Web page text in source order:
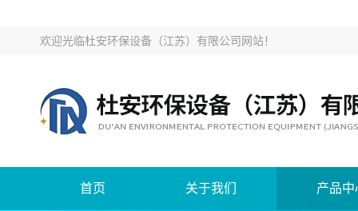
欢迎光临杜安环保设备（江苏）有限公司网站！
首页 关于我们 产品中